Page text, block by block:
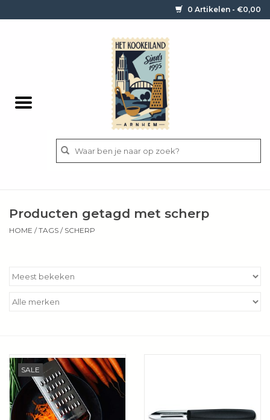
0 Artikelen - €0,00
Bestek
Aanbiedingen ✅
Producten getagd met scherp
HOME /TAGS / SCHERP
SALE